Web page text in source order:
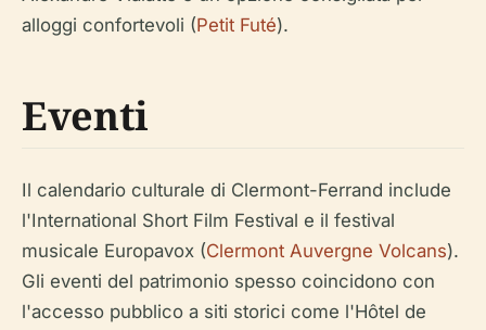
alloggi confortevoli (Petit Futé).
Eventi
Il calendario culturale di Clermont-Ferrand include
l'International Short Film Festival e il festival
musicale Europavox (Clermont Auvergne Volcans).
Gli eventi del patrimonio spesso coincidono con
l'accesso pubblico a siti storici come l'Hôtel de